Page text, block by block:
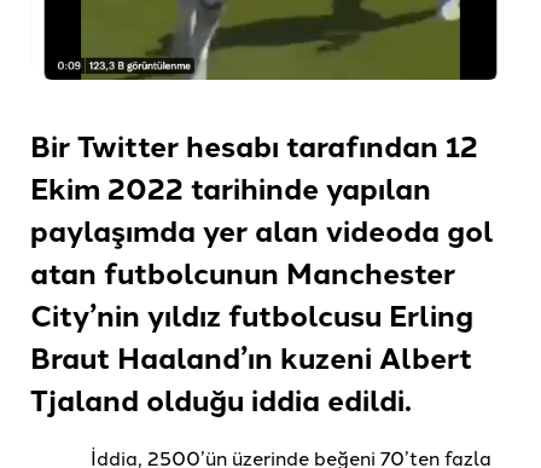
Bir Twitter hesabı tarafından 12
Ekim 2022 tarihinde yapılan
paylaşımda yer alan videoda gol
atan futbolcunun Manchester
City’nin yıldız futbolcusu Erling
Braut Haaland’ın kuzeni Albert
Tjaland olduğu iddia edildi.
İddia, 2500’ün üzerinde beğeni 70’ten fazla